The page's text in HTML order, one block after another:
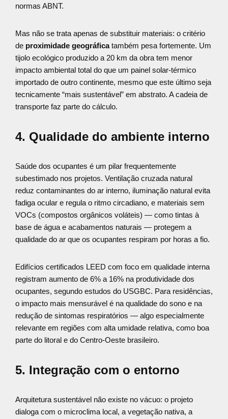
normas ABNT.
Mas não se trata apenas de substituir materiais: o critério
de proximidade geográficatambém pesa fortemente. Um
tijolo ecológico produzido a 20 km da obra tem menor
impacto ambiental total do que um painel solar-térmico
importado de outro continente, mesmo que este último seja
tecnicamente “mais sustentável” em abstrato. A cadeia de
transporte faz parte do cálculo.
4. Qualidade do ambiente interno
Saúde dos ocupantes é um pilar frequentemente
subestimado nos projetos. Ventilação cruzada natural
reduz contaminantes do ar interno, iluminação natural evita
fadiga ocular e regula o ritmo circadiano, e materiais sem
VOCs (compostos orgânicos voláteis) — como tintas à
base de água e acabamentos naturais — protegem a
qualidade do ar que os ocupantes respiram por horas a fio.
Edifícios certificados LEED com foco em qualidade interna
registram aumento de 6% a 16% na produtividade dos
ocupantes, segundo estudos do USGBC. Para residências,
o impacto mais mensurável é na qualidade do sono e na
redução de sintomas respiratórios — algo especialmente
relevante em regiões com alta umidade relativa, como boa
parte do litoral e do Centro-Oeste brasileiro.
5. Integração com o entorno
Arquitetura sustentável não existe no vácuo: o projeto
dialoga com o microclima local, a vegetação nativa, a